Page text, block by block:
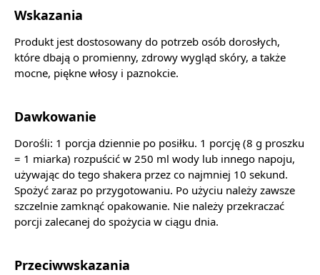
Wskazania
Produkt jest dostosowany do potrzeb osób dorosłych,
które dbają o promienny, zdrowy wygląd skóry, a także
mocne, piękne włosy i paznokcie.
Dawkowanie
Dorośli: 1 porcja dziennie po posiłku. 1 porcję (8 g proszku
= 1 miarka) rozpuścić w 250 ml wody lub innego napoju,
używając do tego shakera przez co najmniej 10 sekund.
Spożyć zaraz po przygotowaniu. Po użyciu należy zawsze
szczelnie zamknąć opakowanie. Nie należy przekraczać
porcji zalecanej do spożycia w ciągu dnia.
Przeciwwskazania